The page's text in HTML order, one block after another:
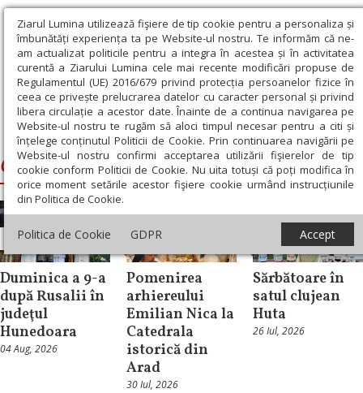
Ziarul Lumina utilizează fişiere de tip cookie pentru a personaliza și
îmbunătăți experiența ta pe Website-ul nostru. Te informăm că ne-
am actualizat politicile pentru a integra în acestea și în activitatea
curentă a Ziarului Lumina cele mai recente modificări propuse de
Regulamentul (UE) 2016/679 privind protecția persoanelor fizice în
ceea ce privește prelucrarea datelor cu caracter personal și privind
libera circulație a acestor date. Înainte de a continua navigarea pe
Website-ul nostru te rugăm să aloci timpul necesar pentru a citi și
înțelege conținutul Politicii de Cookie. Prin continuarea navigării pe
Website-ul nostru confirmi acceptarea utilizării fişierelor de tip
cookie conform Politicii de Cookie. Nu uita totuși că poți modifica în
orice moment setările acestor fişiere cookie urmând instrucțiunile
din Politica de Cookie.
Politica de Cookie GDPR Accept
Ziarul Lumina › Gherontie Hunedoreanul
Gherontie Hunedoreanul
Știri
Duminica a 9-a
după Rusalii în
judeţul
Hunedoara
04 Aug, 2026
Știri
Pomenirea
arhiereului
Emilian Nica la
Catedrala
istorică din
Arad
30 Iul, 2026
Sărbătoare în
satul clujean
Huta
26 Iul, 2026